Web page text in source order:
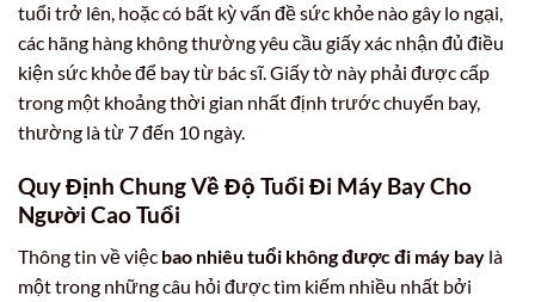
tuổi trở lên, hoặc có bất kỳ vấn đề sức khỏe nào gây lo ngại,
các hãng hàng không thường yêu cầu giấy xác nhận đủ điều
kiện sức khỏe để bay từ bác sĩ. Giấy tờ này phải được cấp
trong một khoảng thời gian nhất định trước chuyến bay,
thường là từ 7 đến 10 ngày.
Quy Định Chung Về Độ Tuổi Đi Máy Bay Cho
Người Cao Tuổi
Thông tin về việc bao nhiêu tuổi không được đi máy bay là
một trong những câu hỏi được tìm kiếm nhiều nhất bởi